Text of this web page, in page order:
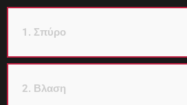
1. Σπύρο
2. Βλαση